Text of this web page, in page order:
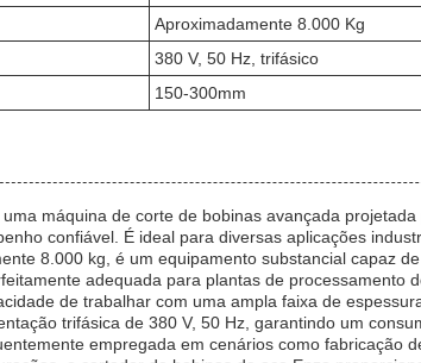
Aproximadamente 8.000 Kg
380 V, 50 Hz, trifásico
150-300mm
máquina de corte de bobinas avançada
confiável. É ideal para diversas aplicações
8.000 kg, é um equipamento substancial capaz
adequada para plantas de
de trabalhar com uma ampla faixa de
trifásica de 380 V, 50 Hz, garantindo um
empregada em cenários como